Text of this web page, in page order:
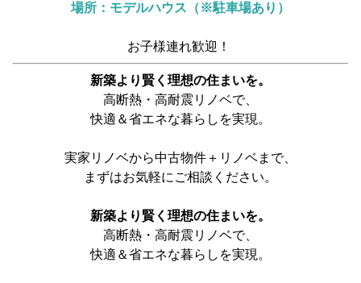
場所：モデルハウス（※駐車場あり）
お子様連れ歓迎！
新築より賢く理想の住まいを。
高断熱・高耐震リノベで、
快適＆省エネな暮らしを実現。
実家リノベから中古物件＋リノベまで、
まずはお気軽にご相談ください。
新築より賢く理想の住まいを。
高断熱・高耐震リノベで、
快適＆省エネな暮らしを実現。